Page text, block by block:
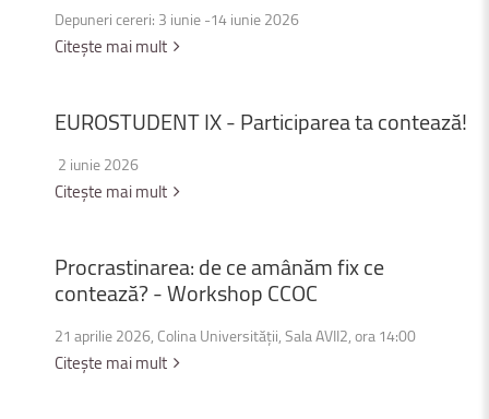
Depuneri cereri: 3 iunie -14 iunie 2026
Citește mai mult
EUROSTUDENTIX-Participareatacontează!
2 iunie 2026
Citește mai mult
Procrastinarea:deceamânămfixce
contează?-WorkshopCCOC
21 aprilie 2026, Colina Universității, Sala AVII2, ora 14:00
Citește mai mult